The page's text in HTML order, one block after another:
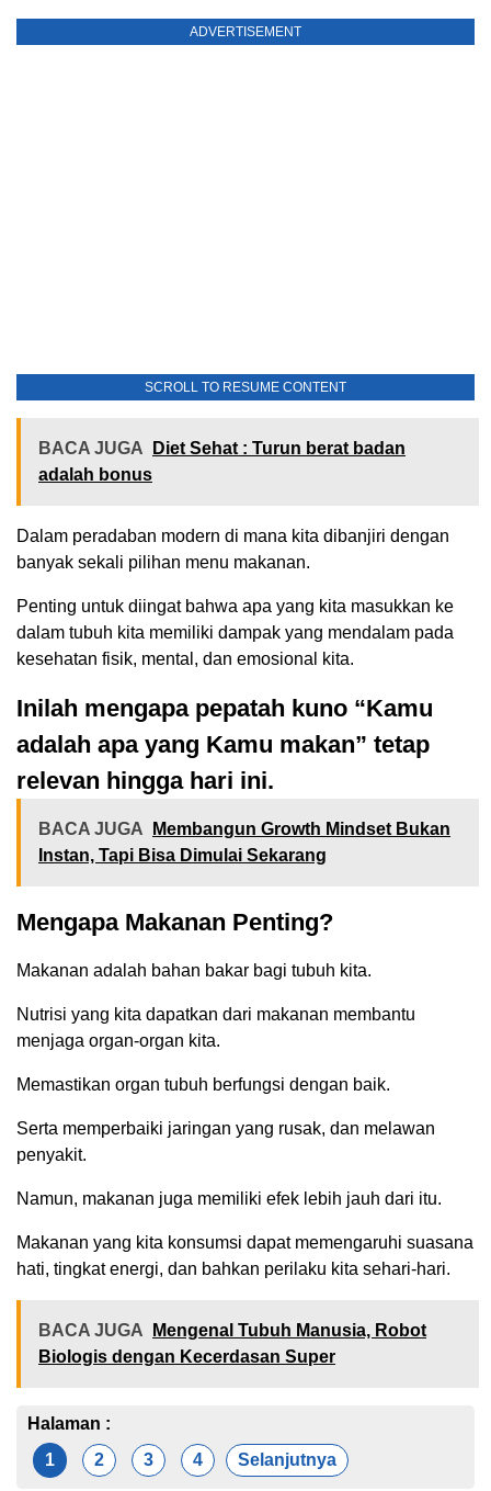
ADVERTISEMENT
SCROLL TO RESUME CONTENT
BACA JUGA
Diet Sehat : Turun berat badan
adalah bonus
Dalam peradaban modern di mana kita dibanjiri dengan
banyak sekali pilihan menu makanan.
Penting untuk diingat bahwa apa yang kita masukkan ke
dalam tubuh kita memiliki dampak yang mendalam pada
kesehatan fisik, mental, dan emosional kita.
Inilah mengapa pepatah kuno “Kamu
adalah apa yang Kamu makan” tetap
relevan hingga hari ini.
BACA JUGA
Membangun Growth Mindset Bukan
Instan, Tapi Bisa Dimulai Sekarang
Mengapa Makanan Penting?
Makanan adalah bahan bakar bagi tubuh kita.
Nutrisi yang kita dapatkan dari makanan membantu
menjaga organ-organ kita.
Memastikan organ tubuh berfungsi dengan baik.
Serta memperbaiki jaringan yang rusak, dan melawan
penyakit.
Namun, makanan juga memiliki efek lebih jauh dari itu.
Makanan yang kita konsumsi dapat memengaruhi suasana
hati, tingkat energi, dan bahkan perilaku kita sehari-hari.
BACA JUGA
Mengenal Tubuh Manusia, Robot
Biologis dengan Kecerdasan Super
Halaman :
1
2 3 4 Selanjutnya